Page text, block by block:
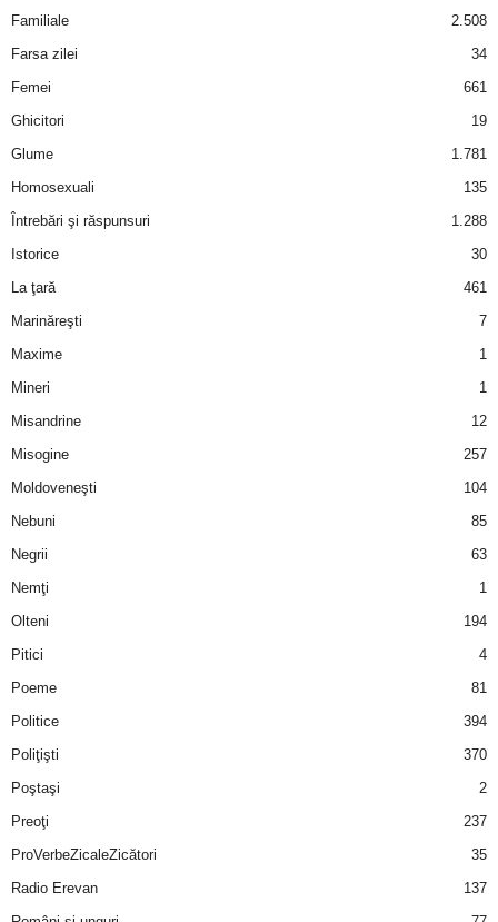
Familiale
2.508
Farsa zilei
34
Femei
661
Ghicitori
19
Glume
1.781
Homosexuali
135
Întrebări şi răspunsuri
1.288
Istorice
30
La ţară
461
Marinăreşti
7
Maxime
1
Mineri
1
Misandrine
12
Misogine
257
Moldoveneşti
104
Nebuni
85
Negrii
63
Nemţi
1
Olteni
194
Pitici
4
Poeme
81
Politice
394
Poliţişti
370
Poştaşi
2
Preoţi
237
ProVerbeZicaleZicători
35
Radio Erevan
137